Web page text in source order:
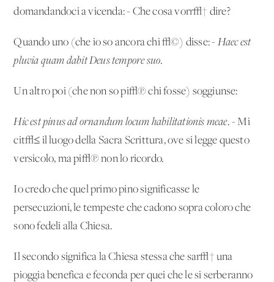
domandandoci a vicenda: - Che cosa vorr√† dire?
Quando uno (che io so ancora chi √©) disse: - Haec est
pluvia quam dabit Deus tempore suo.
Un altro poi (che non so pi√π chi fosse) soggiunse:
Hic est pinus ad ornandum locum habilitationis meae. - Mi
cit√≤ il luogo della Sacra Scrittura, ove si legge questo
versicolo, ma pi√π non lo ricordo.
Io credo che quel primo pino significasse le
persecuzioni, le tempeste che cadono sopra coloro che
sono fedeli alla Chiesa.
Il secondo significa la Chiesa stessa che sar√† una
pioggia benefica e feconda per quei che le si serberanno